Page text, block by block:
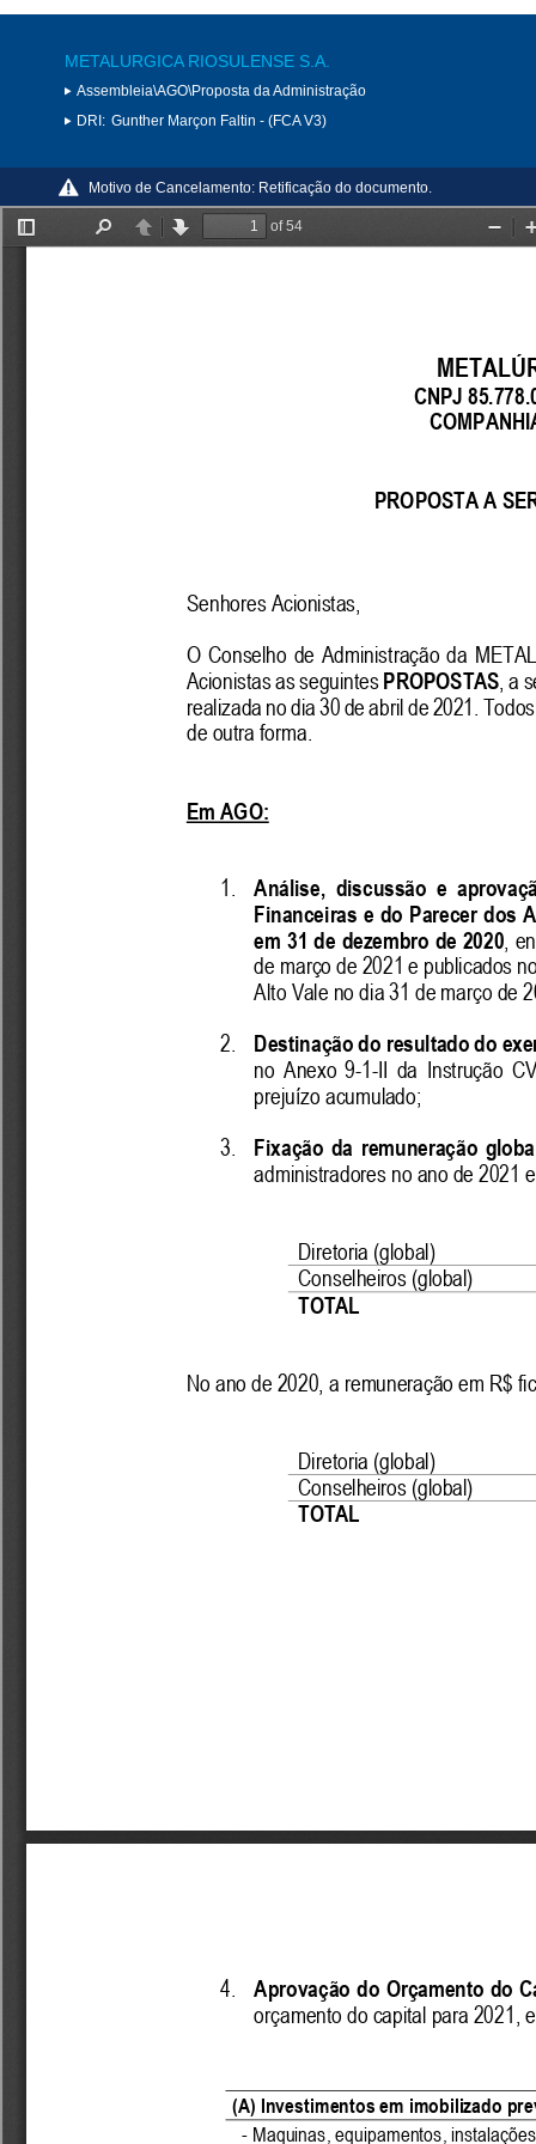
METALURGICA RIOSULENSE S.A.
Assembleia\AGO\Proposta da Administração
DRI: Gunther Marçon Faltin - (FCA V3)
Motivo de Cancelamento: Retificação do documento.